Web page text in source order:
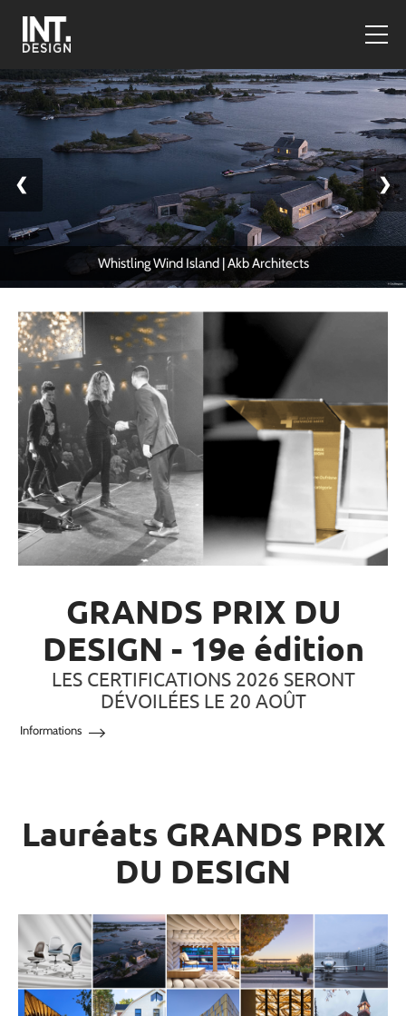
Whistling Wind Island | Akb Architects
❮ ❯
GRANDS PRIX DU
DESIGN - 19e édition
LES CERTIFICATIONS 2026 SERONT
DÉVOILÉES LE 20 AOÛT
Informations
Lauréats GRANDS PRIX
DU DESIGN